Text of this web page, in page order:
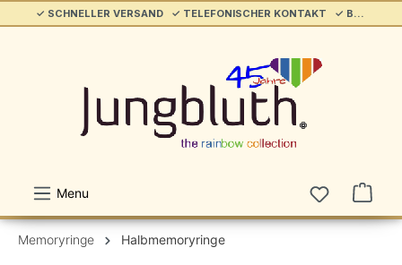
springen ✓ SCHNELLER VERSAND ✓ TELEFONISCHER KONTAKT ✓ BELIEBT & ETABLIERT ✓ SERVICE/HILFE
Menu
Memoryringe Halbmemoryringe